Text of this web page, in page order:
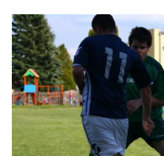
ON-LINE KATALOG
WEBOVÁ KAMERA
VIDEA Z DRONU